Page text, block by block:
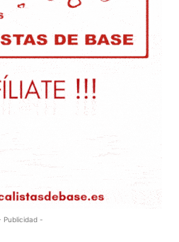
Publicidad -